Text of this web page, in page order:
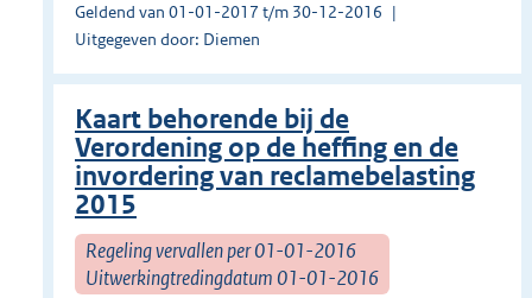
Geldend van 01-01-2017 t/m 30-12-2016
Uitgegeven door: Diemen
Kaart behorende bij de
Verordening op de heffing en de
invordering van reclamebelasting
2015
Regeling vervallen per 01-01-2016
Uitwerkingtredingdatum 01-01-2016